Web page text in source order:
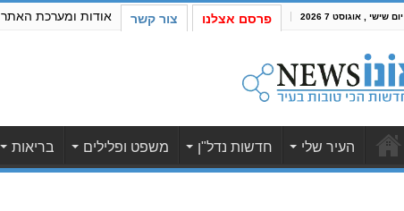
יום שישי , אוגוסט 7 2026 פרסם אצלנו צור קשר אודות ומערכת האתר
העיר שלי חדשות נדל"ן משפט ופלילים בריאות